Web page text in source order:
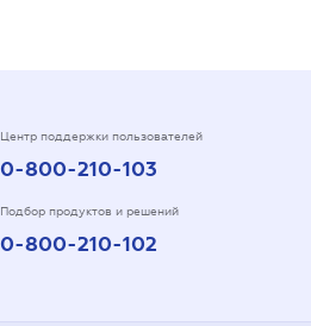
Центр поддержки пользователей
0-800-210-103
Подбор продуктов и решений
0-800-210-102